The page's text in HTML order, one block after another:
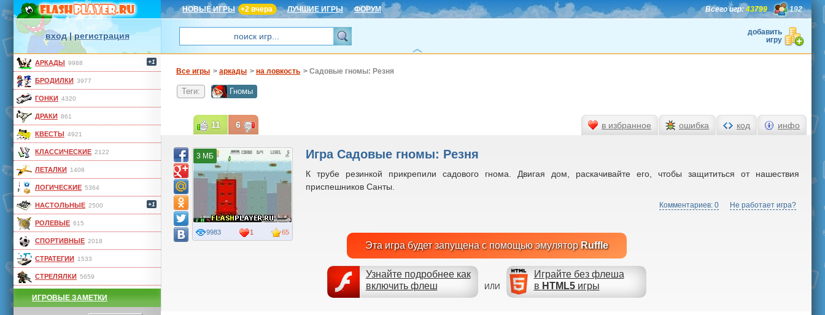
НОВЫЕ ИГРЫ +2 вчера ЛУЧШИЕ ИГРЫ ФОРУМ 192
Всего игр:43799
вход|регистрация
добавить
игру
АРКАДЫ 9988 +1
БРОДИЛКИ 3977
ГОНКИ 4320
ДРАКИ 861
КВЕСТЫ 4921
КЛАССИЧЕСКИЕ 2122
ЛЕТАЛКИ 1408
ЛОГИЧЕСКИЕ 5364
НАСТОЛЬНЫЕ 2500 +1
РОЛЕВЫЕ 615
СПОРТИВНЫЕ 2018
СТРАТЕГИИ 1533
СТРЕЛЯЛКИ 5659
ИГРОВЫЕ ЗАМЕТКИ
Все игры > аркады > на ловкость > Садовые гномы: Резня
Теги: Гномы
Игра Садовые гномы: Резня
К трубе резинкой прикрепили садового гнома. Двигая дом, раскачивайте его, чтобы защититься от нашествия
приспешников Санты.
Комментариев: 0 Не работает игра?
Эта игра будет запущена с помощью эмулятор Ruffle
Узнайте подробнее как
включить флеш
ИЛИ
Играйте без флеша
в HTML5игры
65
9983 1
3 МБ
11 6 в избранное ошибка код инфо